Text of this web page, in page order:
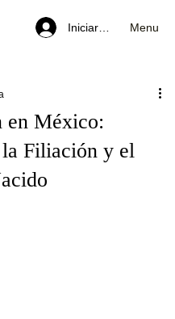
Iniciar sesiónMenu
en México:
Filiación y el